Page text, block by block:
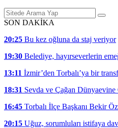
SON DAKİKA
20:25 Bu kez oğluna da staj veriyor
19:30 Belediye, hayırseverlerin
13:11 İzmir’den Torbalı’ya bir
18:31 Sevda ve Çağan
16:45 Torbalı İlçe Başkanı Bekir
20:15 Uğuz, sorumluları istifaya